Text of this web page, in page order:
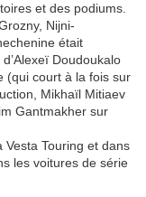
et des podiums.
Nijni-
était
Doudoukalo
(qui court à la fois sur
Mikhaïl Mitiaev
Gantmakher sur
Touring et dans
les voitures de série